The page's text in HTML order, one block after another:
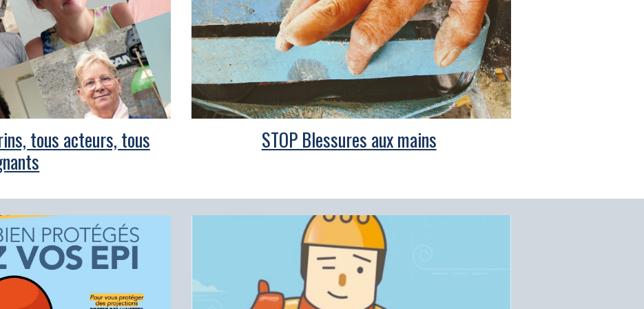
tous acteurs, tous
STOP Blessures aux mains